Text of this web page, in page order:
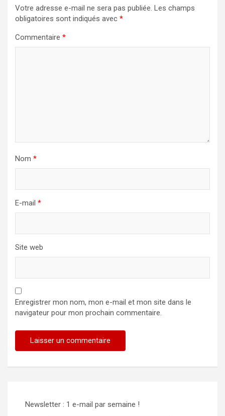
Votre adresse e-mail ne sera pas publiée. Les champs
obligatoires sont indiqués avec *
Commentaire *
Nom *
E-mail *
Site web
Enregistrer mon nom, mon e-mail et mon site dans le
navigateur pour mon prochain commentaire.
Newsletter : 1 e-mail par semaine !